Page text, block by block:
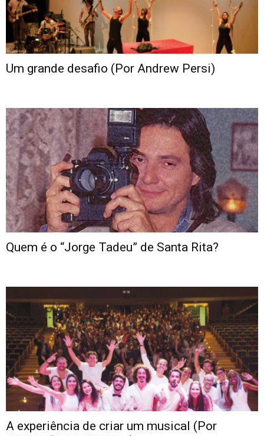
Um grande desafio (Por Andrew Persi)
Quem é o “Jorge Tadeu” de Santa Rita?
A experiência de criar um musical (Por